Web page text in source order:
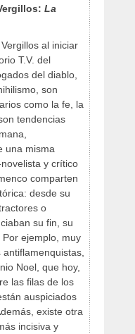
La
al iniciar
T.V. del
del diablo,
son
como la fe, la
tendencias
una misma
y crítico
comparten
desde su
o
su fin, su
ejemplo, muy
Noel, que hoy,
las filas de los
auspiciados
existe otra
incisiva y